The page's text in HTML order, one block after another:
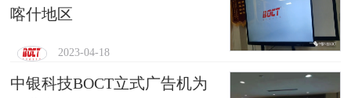
喀什地区
2023-04-18
中银科技BOCT立式广告机为